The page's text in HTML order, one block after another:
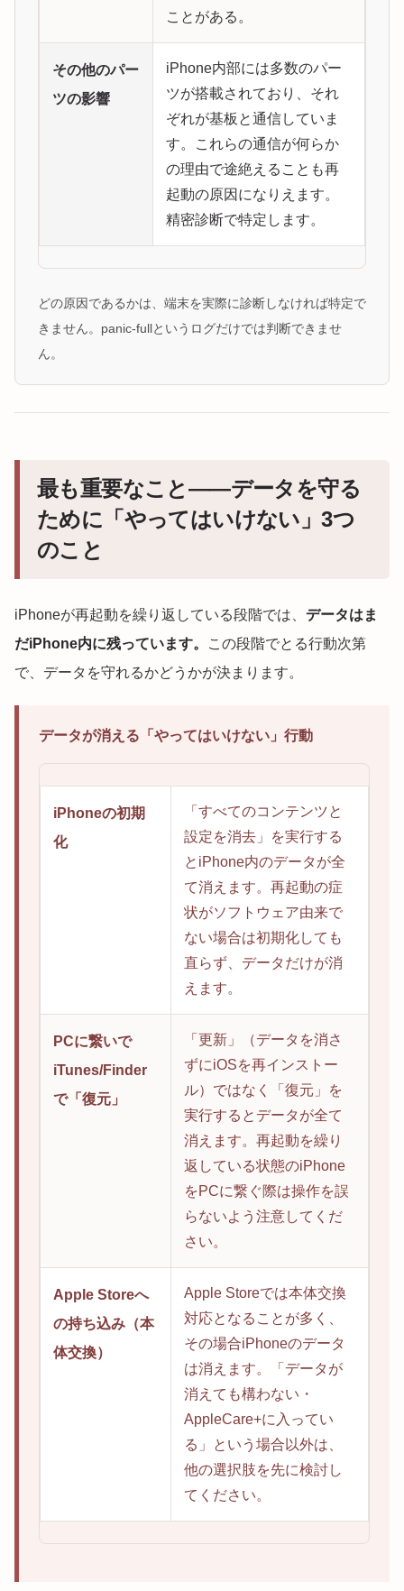
ことがある。
その他のパー
ツの影響
iPhone内部には多数のパー
ツが搭載されており、それ
ぞれが基板と通信していま
す。これらの通信が何らか
の理由で途絶えることも再
起動の原因になりえます。
精密診断で特定します。
どの原因であるかは、端末を実際に診断しなければ特定で
きません。panic-fullというログだけでは判断できませ
ん。
最も重要なこと——データを守る
ために「やってはいけない」3つ
のこと
iPhoneが再起動を繰り返している段階では、 データはま
だiPhone内に残っています。
この段階でとる行動次第
で、データを守れるかどうかが決まります。
データが消える「やってはいけない」行動
iPhoneの初期
化
「すべてのコンテンツと
設定を消去」を実行する
とiPhone内のデータが全
て消えます。再起動の症
状がソフトウェア由来で
ない場合は初期化しても
直らず、データだけが消
えます。
PCに繋いで
iTunes/Finder
で「復元」
「更新」（データを消さ
ずにiOSを再インストー
ル）ではなく「復元」を
実行するとデータが全て
消えます。再起動を繰り
返している状態のiPhone
をPCに繋ぐ際は操作を誤
らないよう注意してくだ
さい。
Apple Storeへ
の持ち込み（本
体交換）
Apple Storeでは本体交換
対応となることが多く、
その場合iPhoneのデータ
は消えます。「データが
消えても構わない・
AppleCare+に入ってい
る」という場合以外は、
他の選択肢を先に検討し
てください。